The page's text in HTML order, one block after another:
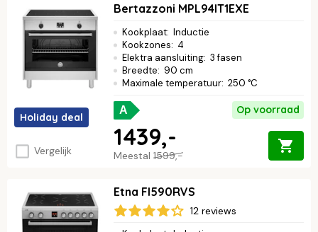
Holiday deal
Vergelijk
Bertazzoni MPL94IT1EXE
Kookplaat: Inductie
Kookzones: 4
Elektra aansluiting: 3 fasen
Breedte: 90 cm
Maximale temperatuur: 250 °C
A Op voorraad
Meestal 1599,-
1439,-
Etna FI590RVS
12 reviews